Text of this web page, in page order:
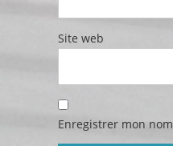
Site web
Enregistrer mon